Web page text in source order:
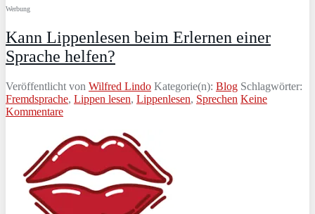
Werbung
Kann Lippenlesen beim Erlernen einer
Sprache helfen?
Veröffentlicht von Wilfred Lindo Kategorie(n): Blog Schlagwörter:
Fremdsprache, Lippen lesen, Lippenlesen, Sprechen Keine
Kommentare